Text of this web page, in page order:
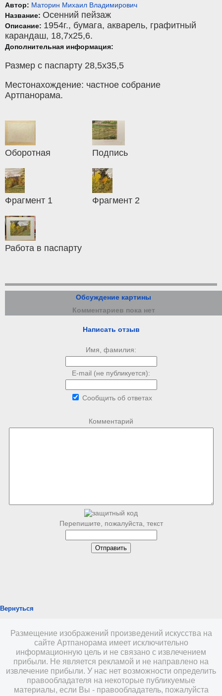
Автор: Маторин Михаил Владимирович
Название: Осенний пейзаж
Описание: 1954г., бумага, акварель, графитный
карандаш, 18,7x25,6.
Дополнительная информация:
Размер с паспарту 28,5х35,5
Местонахождение: частное собрание
Артпанорама.
Оборотная Подпись
Фрагмент 1 Фрагмент 2
Работа в паспарту
Обсуждение картины
Комментариев пока нет
Написать отзыв
Имя, фамилия:
E-mail (не публикуется):
Сообщить об ответах
Комментарий
Перепишите, пожалуйста, текст
Вернуться
Размещение изображений произведений искусства на
сайте Артпанорама имеет исключительно
информационную цель и не связано с извлечением
прибыли. Не является рекламой и не направлено на
извлечение прибыли. У нас нет возможности определить
правообладателя на некоторые публикуемые
материалы, если Вы - правообладатель, пожалуйста